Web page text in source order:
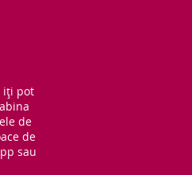
iți pot
de
de
sau